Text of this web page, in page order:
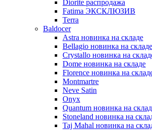
Diorite распродажа
Fatima ЭКСКЛЮЗИВ
Terra
Baldoсer
Astra новинка на складе
Bellagio новинка на складе
Crystallo новинка на
Dome новинка на складе
Florence новинка на
Montmartre
Neve Satin
Onyx
Quantum новинка на
Stoneland новинка на
Taj Mahal новинка на